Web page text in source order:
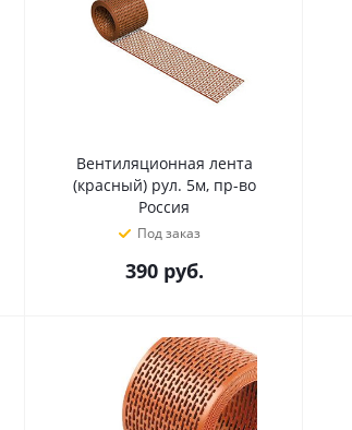
Вентиляционная лента
(красный) рул. 5м, пр-во
Россия
Под заказ
390руб.